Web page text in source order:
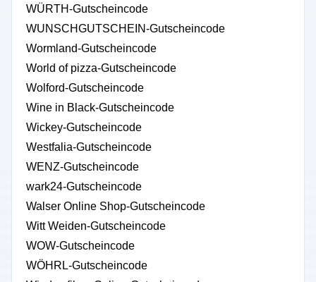
WÜRTH-Gutscheincode
WUNSCHGUTSCHEIN-Gutscheincode
Wormland-Gutscheincode
World of pizza-Gutscheincode
Wolford-Gutscheincode
Wine in Black-Gutscheincode
Wickey-Gutscheincode
Westfalia-Gutscheincode
WENZ-Gutscheincode
wark24-Gutscheincode
Walser Online Shop-Gutscheincode
Witt Weiden-Gutscheincode
WOW-Gutscheincode
WÖHRL-Gutscheincode